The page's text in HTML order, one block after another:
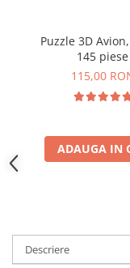
Puzzle 3D
145 piese
115,00
ADAUGA IN
Descriere